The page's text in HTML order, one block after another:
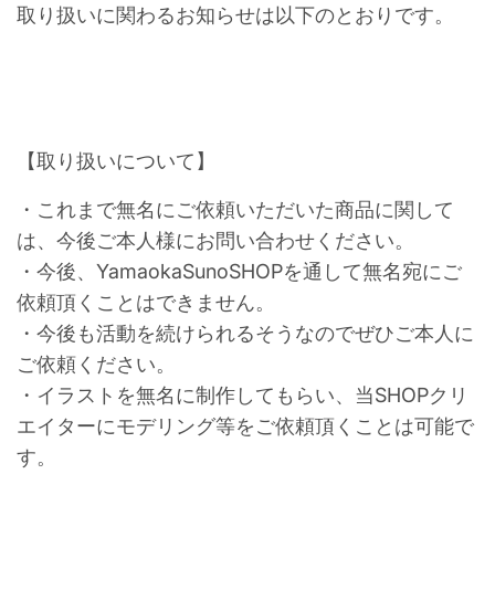
取り扱いに関わるお知らせは以下のとおりです。
【取り扱いについて】
・これまで無名にご依頼いただいた商品に関して
は、今後ご本人様にお問い合わせください。
・今後、YamaokaSunoSHOPを通して無名宛にご
依頼頂くことはできません。
・今後も活動を続けられるそうなのでぜひご本人に
ご依頼ください。
・イラストを無名に制作してもらい、当SHOPクリ
エイターにモデリング等をご依頼頂くことは可能で
す。